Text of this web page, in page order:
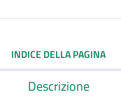
INDICE DELLA PAGINA
Descrizione